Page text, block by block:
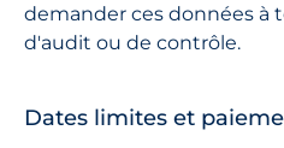
demander ces données à
d'audit ou de contrôle.
Dates limites et